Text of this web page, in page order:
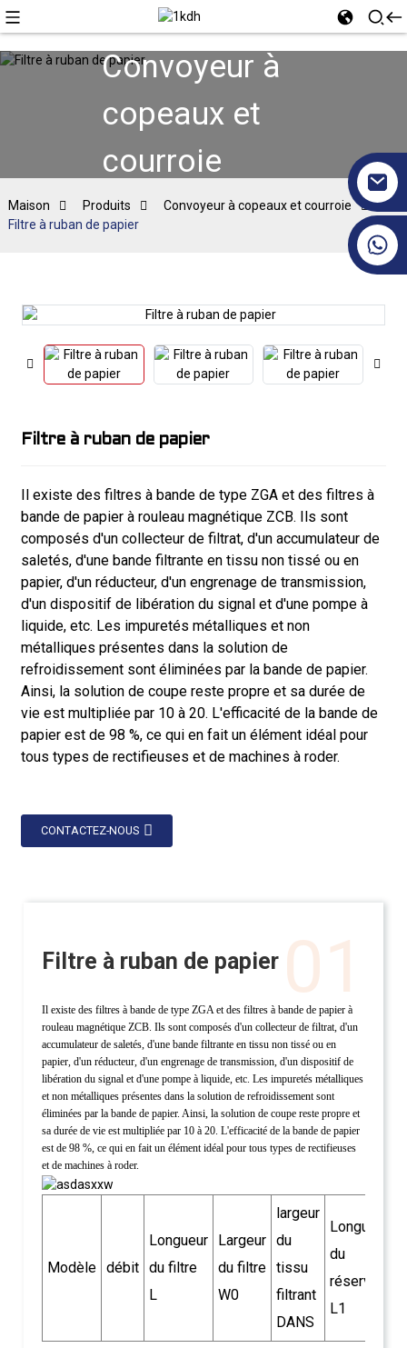
Convoyeur à
copeaux et
courroie
Maison Produits
Convoyeur à copeaux et courroie
Filtre à ruban de papier
Filtre à ruban de papier
Il existe des filtres à bande de type ZGA et des filtres à
bande de papier à rouleau magnétique ZCB. Ils sont
composés d'un collecteur de filtrat, d'un accumulateur de
saletés, d'une bande filtrante en tissu non tissé ou en
papier, d'un réducteur, d'un engrenage de transmission,
d'un dispositif de libération du signal et d'une pompe à
liquide, etc. Les impuretés métalliques et non
métalliques présentes dans la solution de
refroidissement sont éliminées par la bande de papier.
Ainsi, la solution de coupe reste propre et sa durée de
vie est multipliée par 10 à 20. L'efficacité de la bande de
papier est de 98 %, ce qui en fait un élément idéal pour
tous types de rectifieuses et de machines à roder.
CONTACTEZ-NOUS
01
Filtre à ruban de papier
Il existe des filtres à bande de type ZGA et des filtres à bande de papier à
rouleau magnétique ZCB. Ils sont composés d'un collecteur de filtrat, d'un
accumulateur de saletés, d'une bande filtrante en tissu non tissé ou en
papier, d'un réducteur, d'un engrenage de transmission, d'un dispositif de
libération du signal et d'une pompe à liquide, etc. Les impuretés métalliques
et non métalliques présentes dans la solution de refroidissement sont
éliminées par la bande de papier. Ainsi, la solution de coupe reste propre et
sa durée de vie est multipliée par 10 à 20. L'efficacité de la bande de papier
est de 98 %, ce qui en fait un élément idéal pour tous types de rectifieuses
et de machines à roder.
Modèle débit
Longueur
du filtre
L
Largeur
du filtre
W0
largeur
du
tissu
filtrant
DANS
Longueur
du
réservoir
L1